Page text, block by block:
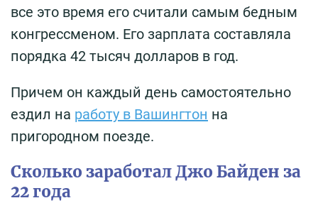
все это время его считали самым бедным
конгрессменом. Его зарплата составляла
порядка 42 тысяч долларов в год.
Причем он каждый день самостоятельно
ездил на работу в Вашингтон на
пригородном поезде.
Сколько заработал Джо Байден за
22 года